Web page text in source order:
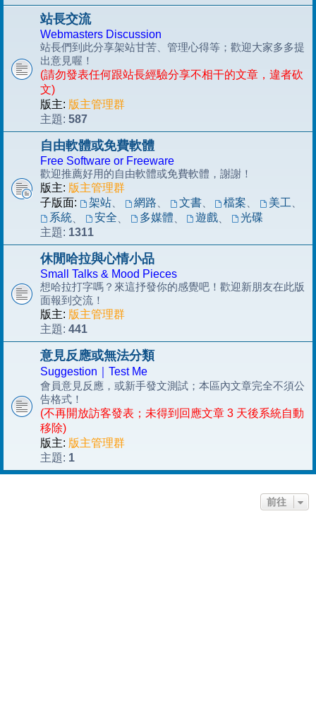
站長交流
Webmasters Discussion
站長們到此分享架站甘苦、管理心得等；歡迎大家多多提
出意見喔！
(請勿發表任何跟站長經驗分享不相干的文章，違者砍
文)
版主: 版主管理群
主題: 587
自由軟體或免費軟體
Free Software or Freeware
歡迎推薦好用的自由軟體或免費軟體，謝謝！
版主: 版主管理群
子版面:
架站、 網路 文書、 檔案 美工
系統、 安全 多媒體 遊戲
光碟
主題: 1311
休閒哈拉與心情小品
Small Talks & Mood Pieces
想哈拉打字嗎？來這抒發你的感覺吧！歡迎新朋友在此版
面報到交流！
版主: 版主管理群
主題: 441
意見反應或無法分類
Suggestion｜Test Me
會員意見反應，或新手發文測試；本區內文章完全不須公
告格式！
(不再開放訪客發表；未得到回應文章 3 天後系統自動
移除)
版主: 版主管理群
主題: 1
前往